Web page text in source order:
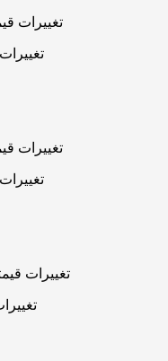
تغییرات قیمتی ۲۴ ساعت گذشته:
تغییرات